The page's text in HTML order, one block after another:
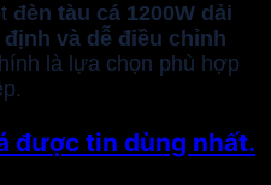
đèn tàu cá 1200W dải
và dễ điều chỉnh
là lựa chọn phù hợp
được tin dùng nhất.